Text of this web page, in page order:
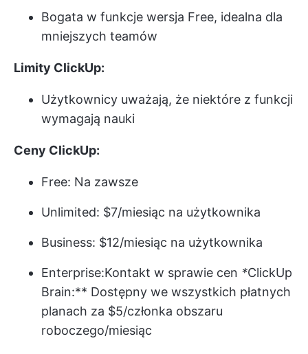
Bogata w funkcje wersja Free, idealna dla
mniejszych teamów
Limity ClickUp:
Użytkownicy uważają, że niektóre z funkcji
wymagają nauki
Ceny ClickUp:
Free: Na zawsze
Unlimited: $7/miesiąc na użytkownika
Business: $12/miesiąc na użytkownika
Enterprise:Kontakt w sprawie cen *ClickUp
Brain:** Dostępny we wszystkich płatnych
planach za $5/członka obszaru
roboczego/miesiąc